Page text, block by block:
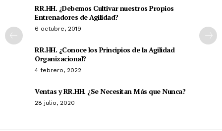
RR.HH. ¿Debemos Cultivar nuestros Propios
Entrenadores de Agilidad?
6 octubre, 2019
RR.HH. ¿Conoce los Principios de la Agilidad
Organizacional?
4 febrero, 2022
Ventas y RR.HH. ¿Se Necesitan Más que Nunca?
28 julio, 2020